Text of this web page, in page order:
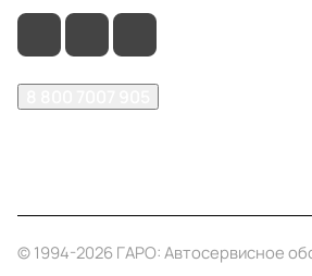
© 1994-2026 ГАРО: Автосервисное